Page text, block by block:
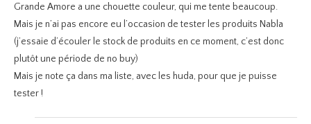
Grande Amore a une chouette couleur, qui me tente beaucoup.
Mais je n’ai pas encore eu l’occasion de tester les produits Nabla
(j’essaie d’écouler le stock de produits en ce moment, c’est donc
plutôt une période de no buy)
Mais je note ça dans ma liste, avec les huda, pour que je puisse
tester !